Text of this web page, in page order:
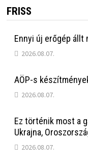
FRISS
Ennyi új erőgép állt
2026.08.07.
AÖP-s
2026.08.07.
Ez történik most a
Ukrajna,
2026.08.07.